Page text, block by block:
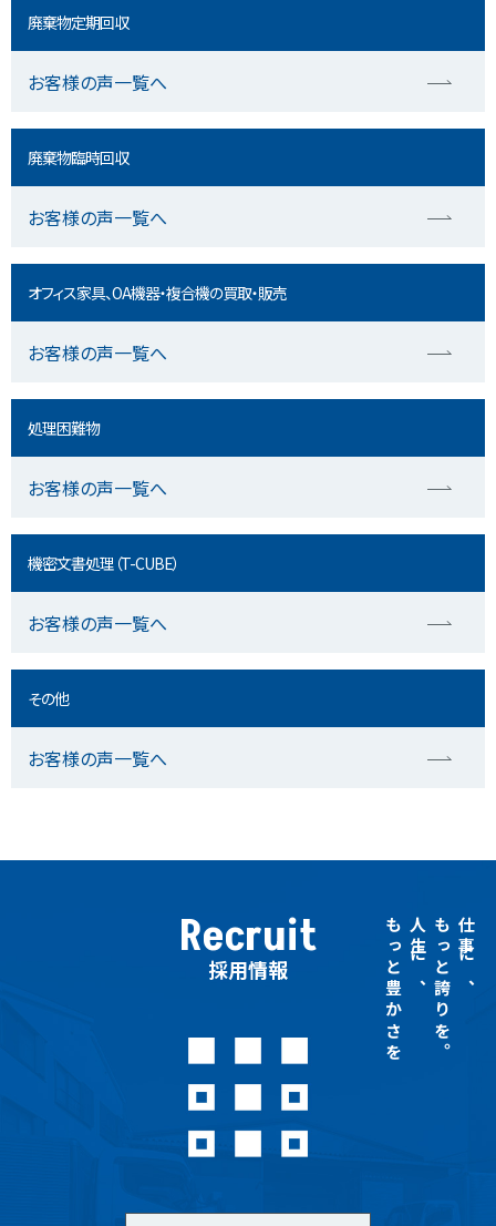
廃棄物定期回収
お客様の声一覧へ
廃棄物臨時回収
お客様の声一覧へ
オフィス家具、OA機器・複合機の買取・販売
お客様の声一覧へ
処理困難物
お客様の声一覧へ
機密文書処理（T-CUBE）
お客様の声一覧へ
その他
お客様の声一覧へ
Recruit
採用情報 仕事に、
もっと誇りを。
人生に、
もっと豊かさを